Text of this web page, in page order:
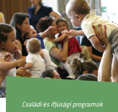
családi és ifjúsági programok